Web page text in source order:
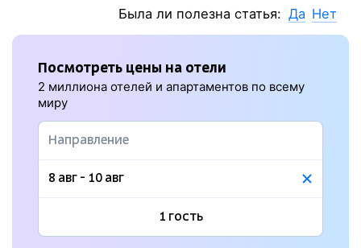
Была ли полезна статья: Да Нет
Посмотреть цены на отели
2 миллиона отелей и апартаментов по всему
миру